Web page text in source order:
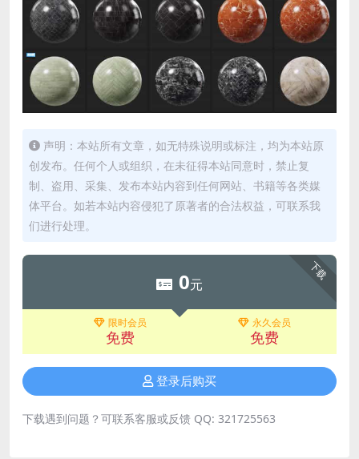
声明：本站所有文章，如无特殊说明或标注，均为本站原
创发布。任何个人或组织，在未征得本站同意时，禁止复
制、盗用、采集、发布本站内容到任何网站、书籍等各类媒
体平台。如若本站内容侵犯了原著者的合法权益，可联系我
们进行处理。
下载
0元
限时会员
免费
永久会员
免费
登录后购买
下载遇到问题？可联系客服或反馈 QQ: 321725563